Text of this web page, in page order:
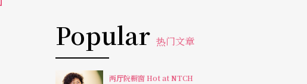
Popular 热门文章
两厅院橱窗 Hot at NTCH